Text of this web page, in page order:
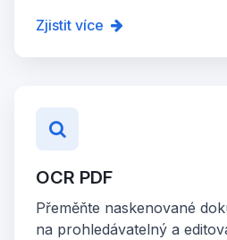
Zjistit více
OCR PDF
Přeměňte naskenované
na prohledávatelný a